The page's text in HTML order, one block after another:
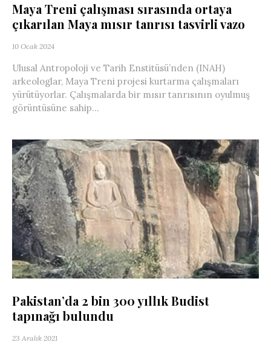
Maya Treni çalışması sırasında ortaya
çıkarılan Maya mısır tanrısı tasvirli vazo
10 Ocak 2024
Ulusal Antropoloji ve Tarih Enstitüsü’nden (INAH)
arkeologlar, Maya Treni projesi kurtarma çalışmaları
yürütüyorlar. Çalışmalarda bir mısır tanrısının oyulmuş
görüntüsüne sahip...
Pakistan’da 2 bin 300 yıllık Budist
tapınağı bulundu
23 Aralık 2021